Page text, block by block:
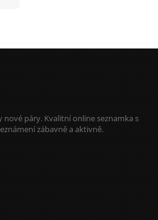
páry. Kvalitní online seznamka s
zábavně a aktivně.